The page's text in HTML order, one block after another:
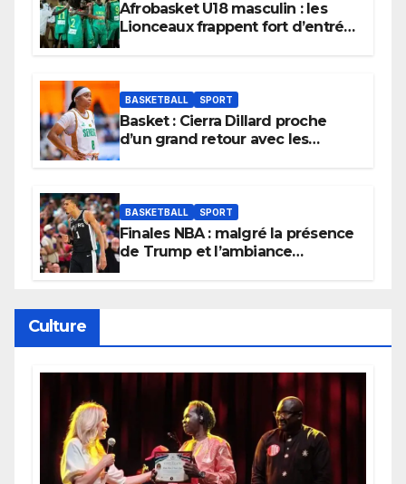
Afrobasket U18 masculin : les
Lionceaux frappent fort d’entrée
BASKETBALL SPORT
Basket : Cierra Dillard proche
d’un grand retour avec les
BASKETBALL SPORT
Finales NBA : malgré la présence
de Trump et l’ambiance
Culture